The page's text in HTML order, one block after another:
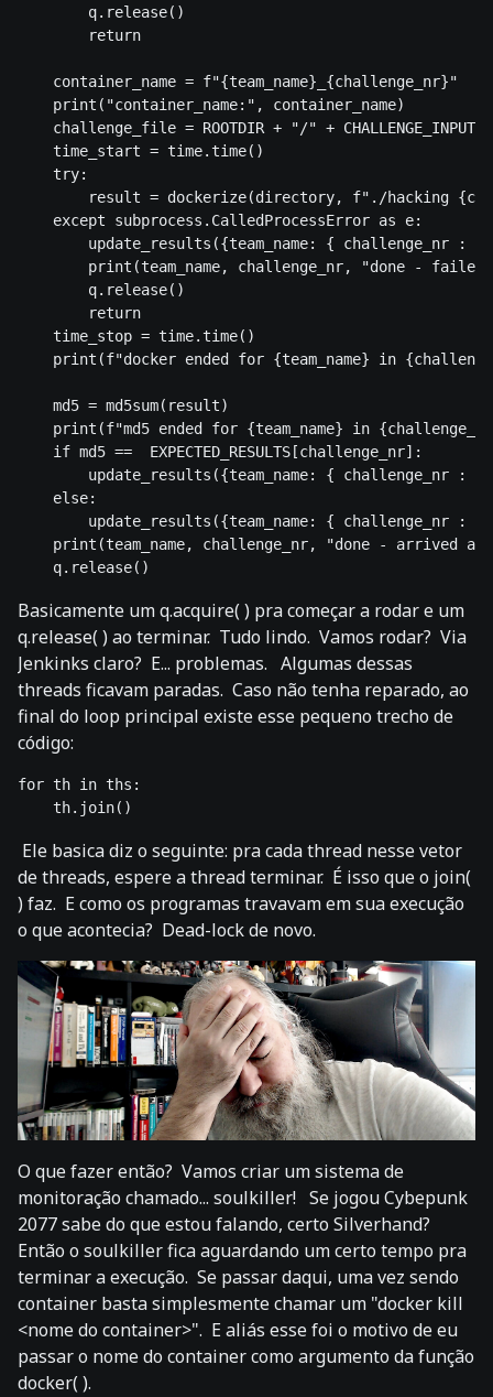
        q.release()
        return
    container_name = f"{team_name}_{challenge_nr}"
    print("container_name:", container_name)
challenge_file = ROOTDIR + "/" +
    time_start = time.time()
    try:
result = dockerize(directory, f"./hacking
    except subprocess.CalledProcessError as e:
update_results({team_name: { challenge_nr :
print(team_name, challenge_nr, "done - failed
        q.release()
        return
    time_stop = time.time()
print(f"docker ended for {team_name} in
    md5 = md5sum(result)
print(f"md5 ended for {team_name} in
    if md5 ==  EXPECTED_RESULTS[challenge_nr]:
update_results({team_name: { challenge_nr :
    else:
update_results({team_name: { challenge_nr :
print(team_name, challenge_nr, "done - arrived at
Basicamente um q.acquire( ) pra começar a rodar e um
q.release( ) ao terminar. Tudo lindo. Vamos rodar? Via
Jenkinks claro? E... problemas. Algumas dessas
threads ficavam paradas. Caso não tenha reparado, ao
final do loop principal existe esse pequeno trecho de
código:
for th in ths:
    th.join()
Ele basica diz o seguinte: pra cada thread nesse vetor
de threads, espere a thread terminar. É isso que o join(
) faz. E como os programas travavam em sua execução
o que acontecia? Dead-lock de novo.
O que fazer então? Vamos criar um sistema de
monitoração chamado... soulkiller! Se jogou Cybepunk
2077 sabe do que estou falando, certo Silverhand?
Então o soulkiller fica aguardando um certo tempo pra
terminar a execução. Se passar daqui, uma vez sendo
container basta simplesmente chamar um "docker kill
<nome do container>". E aliás esse foi o motivo de eu
passar o nome do container como argumento da função
docker( ).